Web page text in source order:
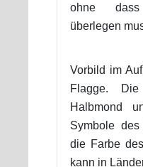
ohne
überlegen
Vorbild im
Flagge.
Halbmond
Symbole
die Farbe
kann in